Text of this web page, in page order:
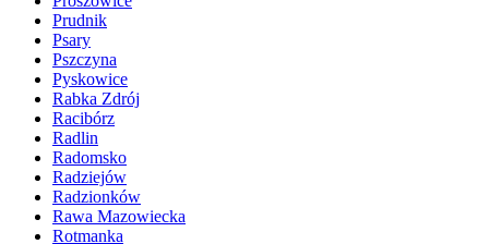
Prudnik
Psary
Pszczyna
Pyskowice
Rabka Zdrój
Racibórz
Radlin
Radomsko
Radziejów
Radzionków
Rawa Mazowiecka
Rotmanka